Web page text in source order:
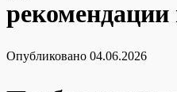
рекомендации
Опубликовано 04.06.2026